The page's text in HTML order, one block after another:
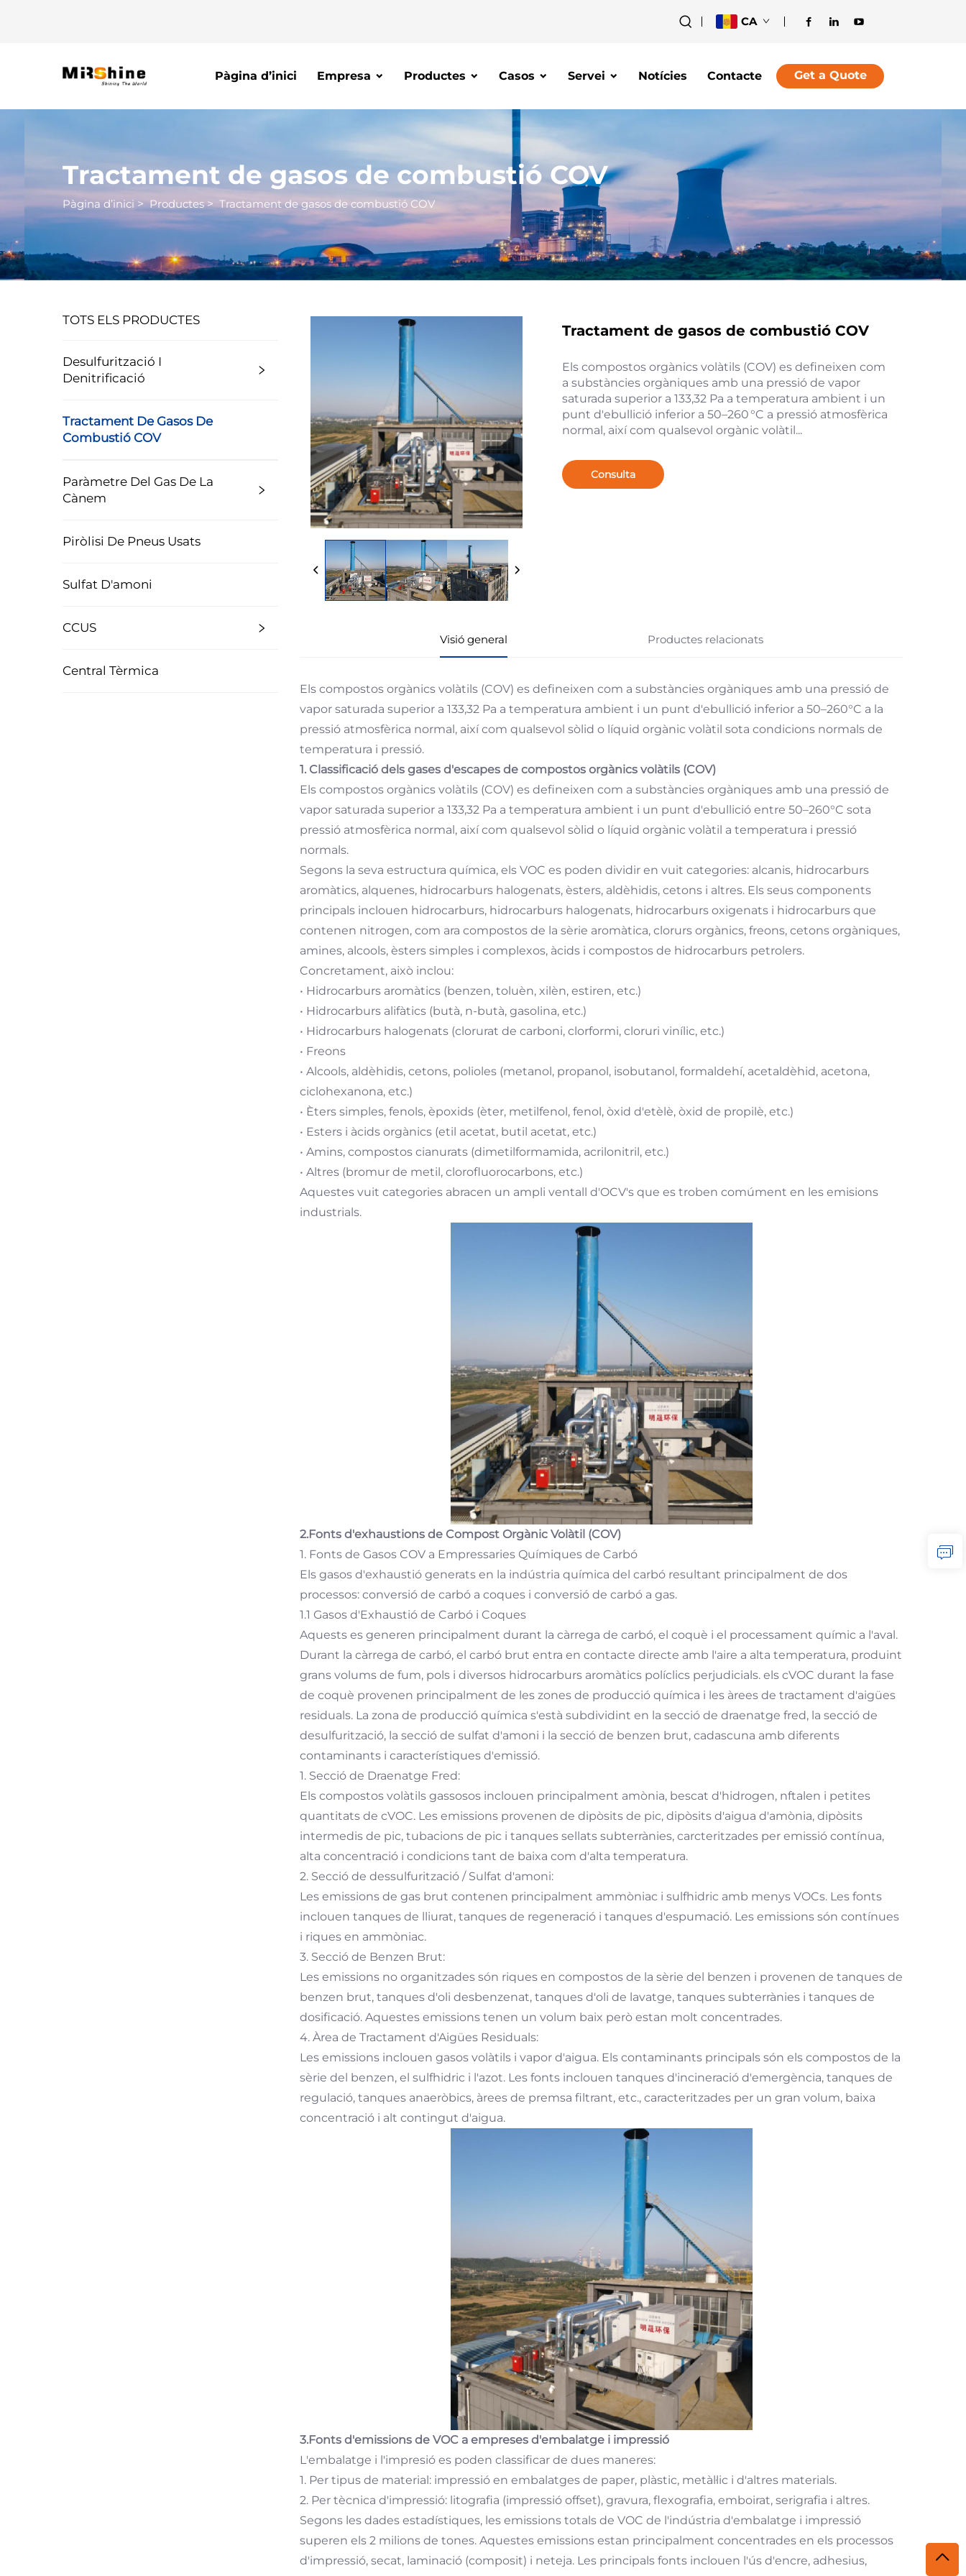
CA
Pàgina d’inici Empresa Productes Casos Servei Notícies Contacte Get a Quote
Tractament de gasos de combustió COV
Pàgina d’inici>Productes>Tractament de gasos de combustió COV
TOTS ELS PRODUCTES
Desulfurització I
Denitrificació
Tractament De Gasos De
Combustió COV
Paràmetre Del Gas De La
Cànem
Piròlisi De Pneus Usats
Sulfat D'amoni
CCUS
Central Tèrmica
Tractament de gasos de combustió COV
Els compostos orgànics volàtils (COV) es defineixen com
a substàncies orgàniques amb una pressió de vapor
saturada superior a 133,32 Pa a temperatura ambient i un
punt d'ebullició inferior a 50–260 °C a pressió atmosfèrica
normal, així com qualsevol orgànic volàtil...
Consulta
Visió general Productes relacionats
Els compostos orgànics volàtils (COV) es defineixen com a substàncies orgàniques amb una pressió de
vapor saturada superior a 133,32 Pa a temperatura ambient i un punt d'ebullició inferior a 50–260°C a la
pressió atmosfèrica normal, així com qualsevol sòlid o líquid orgànic volàtil sota condicions normals de
temperatura i pressió.
1. Classificació dels gases d'escapes de compostos orgànics volàtils (COV)
Els compostos orgànics volàtils (COV) es defineixen com a substàncies orgàniques amb una pressió de
vapor saturada superior a 133,32 Pa a temperatura ambient i un punt d'ebullició entre 50–260°C sota
pressió atmosfèrica normal, així com qualsevol sòlid o líquid orgànic volàtil a temperatura i pressió
normals.
Segons la seva estructura química, els VOC es poden dividir en vuit categories: alcanis, hidrocarburs
aromàtics, alquenes, hidrocarburs halogenats, èsters, aldèhidis, cetons i altres. Els seus components
principals inclouen hidrocarburs, hidrocarburs halogenats, hidrocarburs oxigenats i hidrocarburs que
contenen nitrogen, com ara compostos de la sèrie aromàtica, clorurs orgànics, freons, cetons orgàniques,
amines, alcools, èsters simples i complexos, àcids i compostos de hidrocarburs petrolers.
Concretament, això inclou:
• Hidrocarburs aromàtics (benzen, toluèn, xilèn, estiren, etc.)
• Hidrocarburs alifàtics (butà, n-butà, gasolina, etc.)
• Hidrocarburs halogenats (clorurat de carboni, clorformi, cloruri vinílic, etc.)
• Freons
• Alcools, aldèhidis, cetons, polioles (metanol, propanol, isobutanol, formaldehí, acetaldèhid, acetona,
ciclohexanona, etc.)
• Èters simples, fenols, èpoxids (èter, metilfenol, fenol, òxid d'etèlè, òxid de propilè, etc.)
• Esters i àcids orgànics (etil acetat, butil acetat, etc.)
• Amins, compostos cianurats (dimetilformamida, acrilonitril, etc.)
• Altres (bromur de metil, clorofluorocarbons, etc.)
Aquestes vuit categories abracen un ampli ventall d'OCV's que es troben comúment en les emisions
industrials.
2.Fonts d'exhaustions de Compost Orgànic Volàtil (COV)
1. Fonts de Gasos COV a Empressaries Químiques de Carbó
Els gasos d'exhaustió generats en la indústria química del carbó resultant principalment de dos
processos: conversió de carbó a coques i conversió de carbó a gas.
1.1 Gasos d'Exhaustió de Carbó i Coques
Aquests es generen principalment durant la càrrega de carbó, el coquè i el processament químic a l'aval.
Durant la càrrega de carbó, el carbó brut entra en contacte directe amb l'aire a alta temperatura, produint
grans volums de fum, pols i diversos hidrocarburs aromàtics políclics perjudicials. els cVOC durant la fase
de coquè provenen principalment de les zones de producció química i les àrees de tractament d'aigües
residuals. La zona de producció química s'està subdividint en la secció de draenatge fred, la secció de
desulfurització, la secció de sulfat d'amoni i la secció de benzen brut, cadascuna amb diferents
contaminants i característiques d'emissió.
1. Secció de Draenatge Fred:
Els compostos volàtils gassosos inclouen principalment amònia, bescat d'hidrogen, nftalen i petites
quantitats de cVOC. Les emissions provenen de dipòsits de pic, dipòsits d'aigua d'amònia, dipòsits
intermedis de pic, tubacions de pic i tanques sellats subterrànies, carcteritzades per emissió contínua,
alta concentració i condicions tant de baixa com d'alta temperatura.
2. Secció de dessulfurització / Sulfat d'amoni:
Les emissions de gas brut contenen principalment ammòniac i sulfhidric amb menys VOCs. Les fonts
inclouen tanques de lliurat, tanques de regeneració i tanques d'espumació. Les emissions són contínues
i riques en ammòniac.
3. Secció de Benzen Brut:
Les emissions no organitzades són riques en compostos de la sèrie del benzen i provenen de tanques de
benzen brut, tanques d'oli desbenzenat, tanques d'oli de lavatge, tanques subterrànies i tanques de
dosificació. Aquestes emissions tenen un volum baix però estan molt concentrades.
4. Àrea de Tractament d'Aigües Residuals:
Les emissions inclouen gasos volàtils i vapor d'aigua. Els contaminants principals són els compostos de la
sèrie del benzen, el sulfhidric i l'azot. Les fonts inclouen tanques d'incineració d'emergència, tanques de
regulació, tanques anaeròbics, àrees de premsa filtrant, etc., caracteritzades per un gran volum, baixa
concentració i alt contingut d'aigua.
3.Fonts d'emissions de VOC a empreses d'embalatge i impressió
L'embalatge i l'impresió es poden classificar de dues maneres:
1. Per tipus de material: impressió en embalatges de paper, plàstic, metàl·lic i d'altres materials.
2. Per tècnica d'impressió: litografia (impressió offset), gravura, flexografia, emboirat, serigrafia i altres.
Segons les dades estadístiques, les emissions totals de VOC de l'indústria d'embalatge i impressió
superen els 2 milions de tones. Aquestes emissions estan principalment concentrades en els processos
d'impressió, secat, laminació (composit) i neteja. Les principals fonts inclouen l'ús d'encre, adhesius,